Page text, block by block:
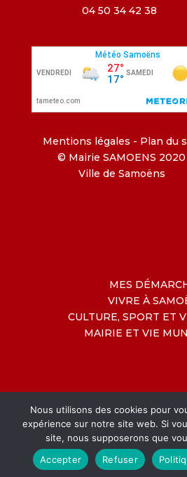
04 50 34 42 38
Mentions légales - Plan du
© Mairie SAMOENS 2020
Ville de Samoëns
MES
VIVRE À
CULTURE, SPORT ET
MAIRIE ET VIE
Nous utilisons des cookies pour
expérience sur notre site web. Si
site, nous supposerons que
Accepter
Refuser